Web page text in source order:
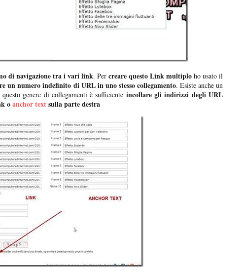
di navigazione tra i vari link. Per creare questo Link multiplo ho usato il
un numero indefinito di URL in uno stesso collegamento. Esiste anche un
genere di collegamenti è sufficiente incollare gli indirizzi degli URL
oanchor textsulla parte destra